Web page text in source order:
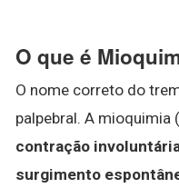
O que é
O nome correto do
palpebral. A mioquimia
contração
surgimento